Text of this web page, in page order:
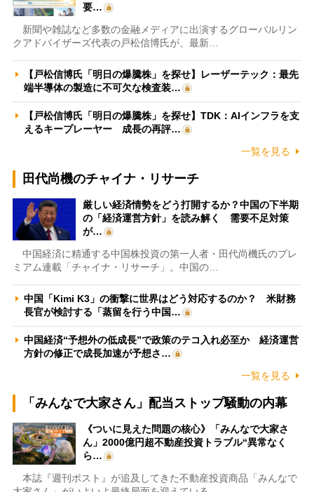
要…
新聞や雑誌など多数の金融メディアに出演するグローバルリン
クアドバイザーズ代表の戸松信博氏が、最新…
【戸松信博氏「明日の爆騰株」を探せ】レーザーテック：最先
端半導体の製造に不可欠な検査装…
【戸松信博氏「明日の爆騰株」を探せ】TDK：AIインフラを支
えるキープレーヤー 成長の再評…
一覧を見る
田代尚機のチャイナ・リサーチ
厳しい経済情勢をどう打開するか？中国の下半期
の「経済運営方針」を読み解く 需要不足対策
が…
中国経済に精通する中国株投資の第一人者・田代尚機氏のプレ
ミアム連載「チャイナ・リサーチ」。中国の…
中国「Kimi K3」の衝撃に世界はどう対応するのか？ 米財務
長官が検討する「蒸留を行う中国…
中国経済“予想外の低成長”で政策のテコ入れ必至か 経済運営
方針の修正で成長加速が予想さ…
一覧を見る
「みんなで大家さん」配当ストップ騒動の内幕
《ついに見えた問題の核心》「みんなで大家さ
ん」2000億円超不動産投資トラブル“異常なく
ら…
本誌『週刊ポスト』が追及してきた不動産投資商品「みんなで